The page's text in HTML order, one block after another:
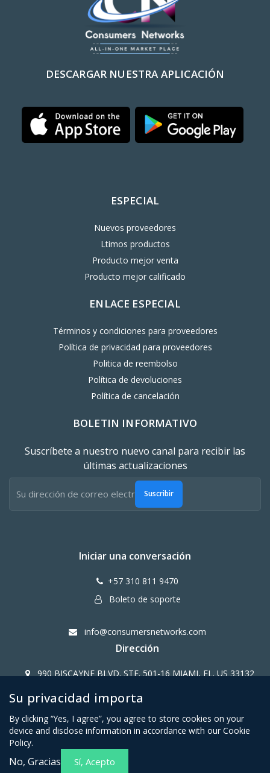
DESCARGAR NUESTRA APLICACIÓN
ESPECIAL
Nuevos proveedores
Ltimos productos
Producto mejor venta
Producto mejor calificado
ENLACE ESPECIAL
Términos y condiciones para proveedores
Política de privacidad para proveedores
Politica de reembolso
Política de devoluciones
Política de cancelación
BOLETIN INFORMATIVO
Suscríbete a nuestro nuevo canal para recibir las
últimas actualizaciones
Suscribir
Iniciar una conversación
+57 310 811 9470
Boleto de soporte
info@consumersnetworks.com
Dirección
990 BISCAYNE BLVD. STE. 501-16 MIAMI, FL. US 33132
Copy Right CONSUMERS NETWORK@2024
Términos y condiciones para
Su privacidad importa
By clicking “Yes, I agree”, you agree to store cookies on your
device and disclose information in accordance with our Cookie
Policy.
No, Gracias Sí, Acepto